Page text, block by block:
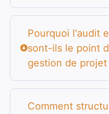
Pourquoi l'audit
sont-ils le point
gestion de projet
Comment